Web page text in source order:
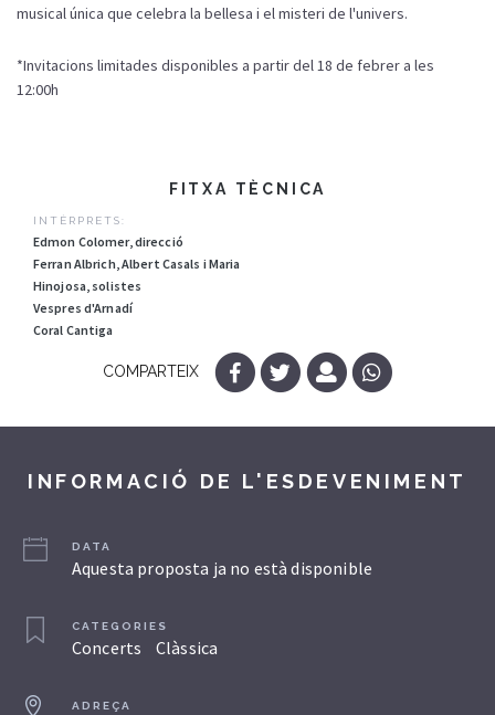
musical única que celebra la bellesa i el misteri de l'univers.
*Invitacions limitades disponibles a partir del 18 de febrer a les
12:00h
FITXA TÈCNICA
INTÈRPRETS:
Edmon Colomer, direcció
Ferran Albrich, Albert Casals i Maria
Hinojosa, solistes
Vespres d'Arnadí
Coral Cantiga
COMPARTEIX
INFORMACIÓ DE L'ESDEVENIMENT
DATA
Aquesta proposta ja no està disponible
CATEGORIES
Concerts Clàssica
ADREÇA